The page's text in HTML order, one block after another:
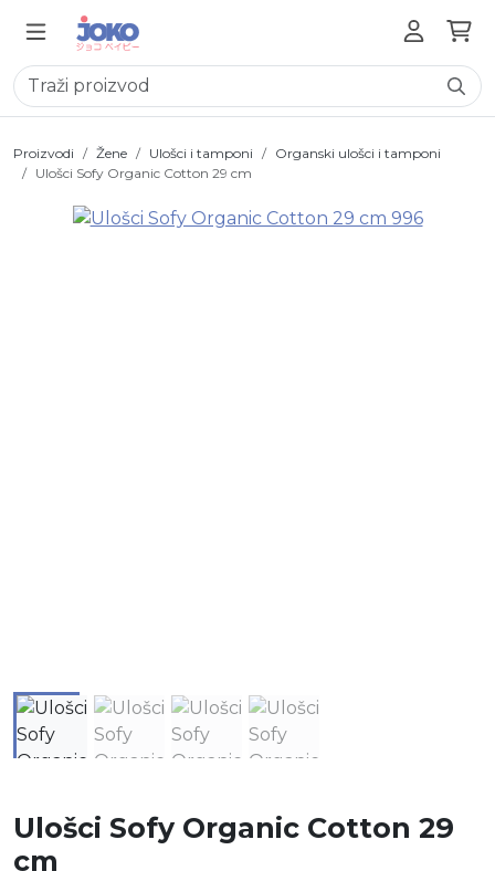
Proizvodi Žene Ulošci i tamponi
Organski ulošci i tamponi
Ulošci Sofy Organic Cotton 29 cm
Ulošci Sofy Organic Cotton 29
cm